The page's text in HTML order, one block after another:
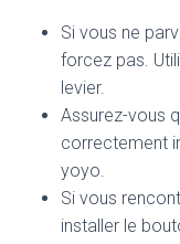
Si vous ne
forcez pas.
levier.
Assurez-vous
correctement
yoyo.
Si vous
installer le